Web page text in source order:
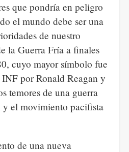
que pondría en peligro
el mundo debe ser una
de nuestro
la Guerra Fría a finales
cuyo mayor símbolo fue
por Ronald Reagan y
temores de una guerra
y el movimiento pacifista
de una nueva